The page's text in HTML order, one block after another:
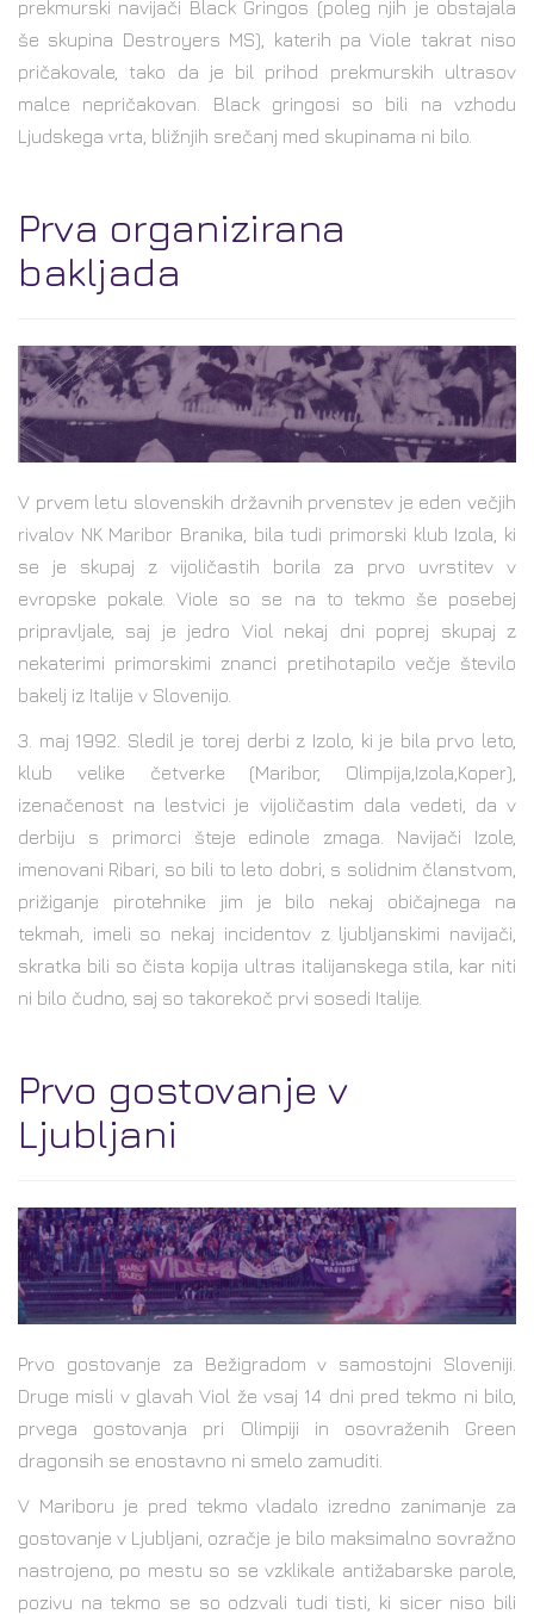
prekmurski navijači Black Gringos (poleg njih je obstajala
še skupina Destroyers MS), katerih pa Viole takrat niso
pričakovale, tako da je bil prihod prekmurskih ultrasov
malce nepričakovan. Black gringosi so bili na vzhodu
Ljudskega vrta, bližnjih srečanj med skupinama ni bilo.
Prva organizirana
bakljada
V prvem letu slovenskih državnih prvenstev je eden večjih
rivalov NK Maribor Branika, bila tudi primorski klub Izola, ki
se je skupaj z vijoličastih borila za prvo uvrstitev v
evropske pokale. Viole so se na to tekmo še posebej
pripravljale, saj je jedro Viol nekaj dni poprej skupaj z
nekaterimi primorskimi znanci pretihotapilo večje število
bakelj iz Italije v Slovenijo.
3. maj 1992. Sledil je torej derbi z Izolo, ki je bila prvo leto,
klub velike četverke (Maribor, Olimpija,Izola,Koper),
izenačenost na lestvici je vijoličastim dala vedeti, da v
derbiju s primorci šteje edinole zmaga. Navijači Izole,
imenovani Ribari, so bili to leto dobri, s solidnim članstvom,
prižiganje pirotehnike jim je bilo nekaj običajnega na
tekmah, imeli so nekaj incidentov z ljubljanskimi navijači,
skratka bili so čista kopija ultras italijanskega stila, kar niti
ni bilo čudno, saj so takorekoč prvi sosedi Italije.
Prvo gostovanje v
Ljubljani
Prvo gostovanje za Bežigradom v samostojni Sloveniji.
Druge misli v glavah Viol že vsaj 14 dni pred tekmo ni bilo,
prvega gostovanja pri Olimpiji in osovraženih Green
dragonsih se enostavno ni smelo zamuditi.
V Mariboru je pred tekmo vladalo izredno zanimanje za
gostovanje v Ljubljani, ozračje je bilo maksimalno sovražno
nastrojeno, po mestu so se vzklikale antižabarske parole,
pozivu na tekmo se so odzvali tudi tisti, ki sicer niso bili